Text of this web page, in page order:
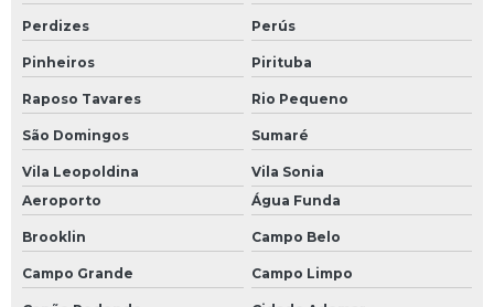
Perdizes Perús
Pinheiros Pirituba
Raposo Tavares Rio Pequeno
São Domingos Sumaré
Vila Leopoldina
Vila Sonia
Aeroporto
Água Funda
Brooklin Campo Belo
Campo Grande Campo Limpo